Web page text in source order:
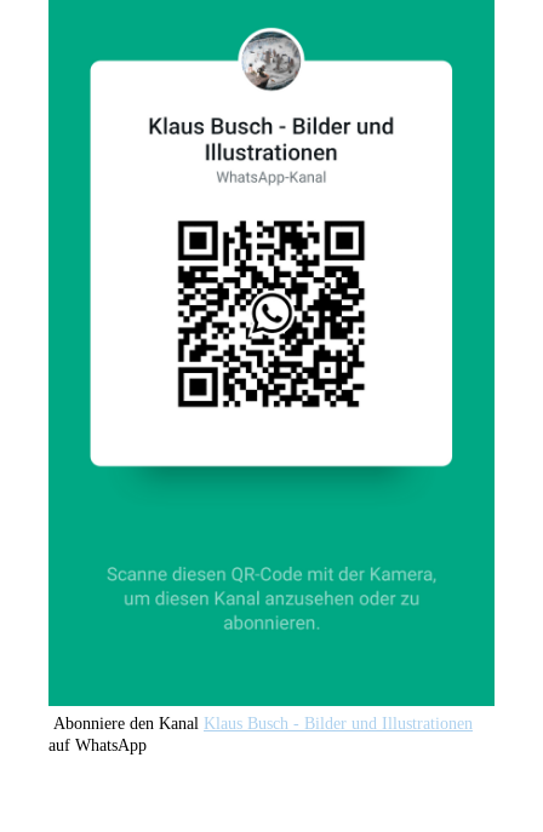
Abonniere den Kanal Klaus Busch - Bilder und Illustrationen
auf WhatsApp